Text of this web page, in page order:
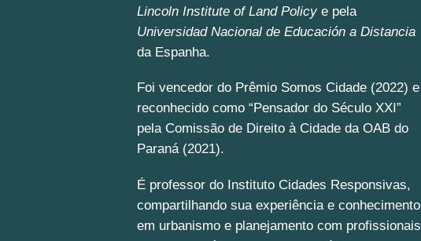
Lincoln Institute of Land Policye pela
Universidad Nacional de Educación a Distancia
da Espanha.
Foi vencedor do Prêmio Somos Cidade (2022) e
reconhecido como “Pensador do Século XXI”
pela Comissão de Direito à Cidade da OAB do
Paraná (2021).
É professor do Instituto Cidades Responsivas,
compartilhando sua experiência e conhecimento
em urbanismo e planejamento com profissionais